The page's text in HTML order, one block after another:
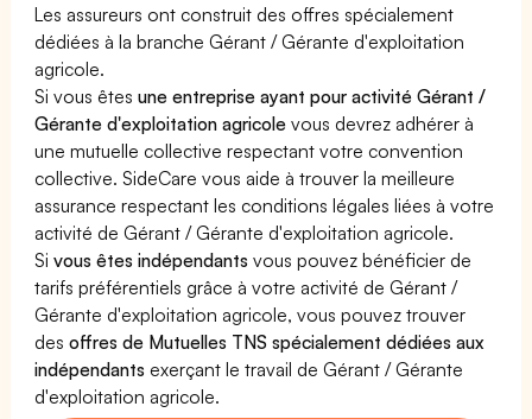
Les assureurs ont construit des offres spécialement
dédiées à la branche Gérant / Gérante d'exploitation
agricole.
Si vous êtesune entreprise ayant pour activité Gérant /
Gérante d'exploitation agricole vous devrez adhérer à
une mutuelle collective respectant votre convention
collective. SideCare vous aide à trouver la meilleure
assurance respectant les conditions légales liées à votre
activité de Gérant / Gérante d'exploitation agricole.
Sivous êtes indépendants vous pouvez bénéficier de
tarifs préférentiels grâce à votre activité de Gérant /
Gérante d'exploitation agricole, vous pouvez trouver
desoffres de Mutuelles TNS spécialement dédiées aux
indépendants exerçant le travail de Gérant / Gérante
d'exploitation agricole.